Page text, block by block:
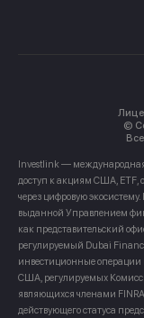
©
Investlink —
доступ к акциям США,
через цифровую
выданной Управлением
как представительский
регулируемый Dubai
инвестиционные операции
США, регулируемых
являющихся членами
действующего статуса